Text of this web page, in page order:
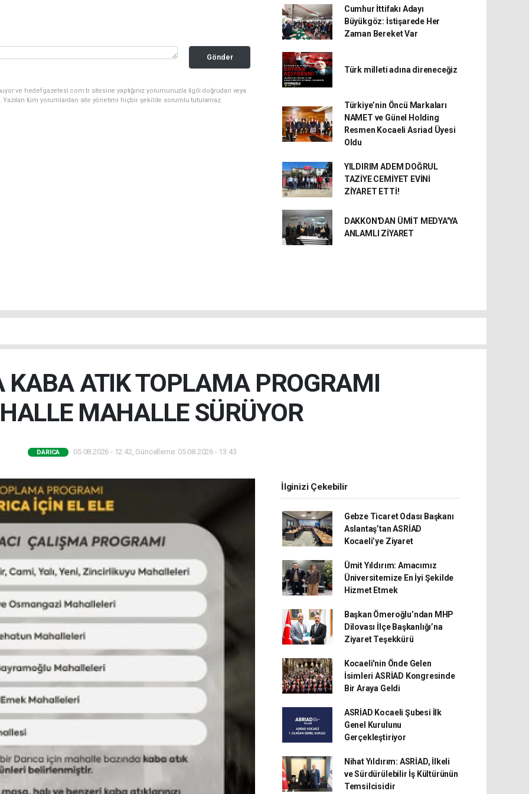
Gönder
ve hedefgazetesi.com.tr sitesine yaptığınız yorumunuzla ilgili doğrudan veya
Yazılan tüm yorumlardan site yönetimi hiçbir şekilde sorumlu tutulamaz.
Cumhur İttifakı Adayı
Büyükgöz: İstişarede Her
Zaman Bereket Var
Türk milleti adına direneceğiz
Türkiye’nin Öncü Markaları
NAMET ve Günel Holding
Resmen Kocaeli Asriad Üyesi
Oldu
YILDIRIM ADEM DOĞRUL
TAZİYE CEMİYET EVİNİ
ZİYARET ETTİ!
DAKKON'DAN ÜMİT MEDYA'YA
ANLAMLI ZİYARET
KABA ATIK TOPLAMA PROGRAMI
MAHALLE SÜRÜYOR
DARICA 05.08.2026 - 12:42, Güncelleme: 05.08.2026 - 13:43
İlginizi Çekebilir
Gebze Ticaret Odası Başkanı
Aslantaş’tan ASRİAD
Kocaeli’ye Ziyaret
Ümit Yıldırım: Amacımız
Üniversitemize En İyi Şekilde
Hizmet Etmek
Başkan Ömeroğlu’ndan MHP
Dilovası İlçe Başkanlığı’na
Ziyaret Teşekkürü
Kocaeli'nin Önde Gelen
İsimleri ASRİAD Kongresinde
Bir Araya Geldi
ASRİAD Kocaeli Şubesi İlk
Genel Kurulunu
Gerçekleştiriyor
Nihat Yıldırım: ASRİAD, İlkeli
ve Sürdürülebilir İş Kültürünün
Temsilcisidir